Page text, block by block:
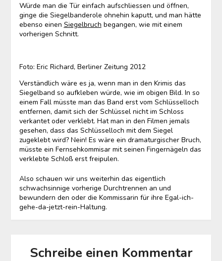
Würde man die Tür einfach aufschliessen und öffnen,
ginge die Siegelbanderole ohnehin kaputt, und man hätte
ebenso einen Siegelbruch begangen, wie mit einem
vorherigen Schnitt.
Foto: Eric Richard, Berliner Zeitung 2012
Verständlich wäre es ja, wenn man in den Krimis das
Siegelband so aufkleben würde, wie im obigen Bild. In so
einem Fall müsste man das Band erst vom Schlüsselloch
entfernen, damit sich der Schlüssel nicht im Schloss
verkantet oder verklebt. Hat man in den Filmen jemals
gesehen, dass das Schlüsselloch mit dem Siegel
zugeklebt wird? Nein! Es wäre ein dramaturgischer Bruch,
müsste ein Fernsehkommisar mit seinen Fingernägeln das
verklebte Schloß erst freipulen.
Also schauen wir uns weiterhin das eigentlich
schwachsinnige vorherige Durchtrennen an und
bewundern den oder die Kommissarin für ihre Egal-ich-
gehe-da-jetzt-rein-Haltung.
Schreibe einen Kommentar